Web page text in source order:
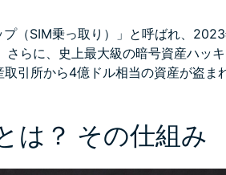
プ（SIM乗っ取り）」と呼ばれ、
さらに、史上最大級の暗号資産ハッ
引所から4億ドル相当の資産が盗ま
は？ その仕組み